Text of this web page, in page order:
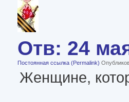
Отв: 24
Постоянная ссылка (Permalink)
Женщине,